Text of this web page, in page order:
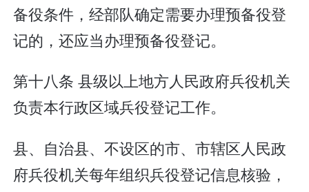
备役条件，经部队确定需要办理预备役登
记的，还应当办理预备役登记。
第十八条 县级以上地方人民政府兵役机关
负责本行政区域兵役登记工作。
县、自治县、不设区的市、市辖区人民政
府兵役机关每年组织兵役登记信息核验，